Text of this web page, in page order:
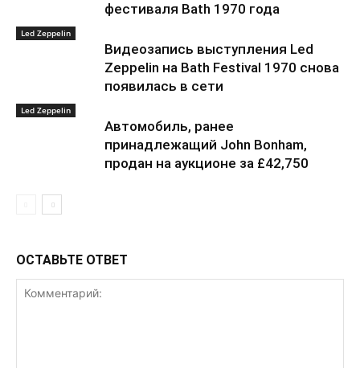
фестиваля Bath 1970 года
Led Zeppelin
Видеозапись выступления Led
Zeppelin на Bath Festival 1970 снова
появилась в сети
Led Zeppelin
Автомобиль, ранее
принадлежащий John Bonham,
продан на аукционе за £42,750
ОСТАВЬТЕ ОТВЕТ